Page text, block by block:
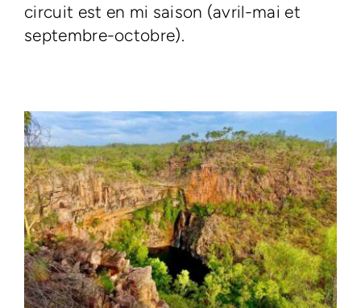
circuit est en mi saison (avril-mai et
septembre-octobre).